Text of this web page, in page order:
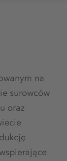
na
surowców
oraz